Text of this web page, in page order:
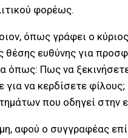
φορέως.
όπως γράφει ο
θέσης ευθύνης για
όπως: Πως να
να κερδίσετε
που οδηγεί στην
αφού ο συγγραφέας